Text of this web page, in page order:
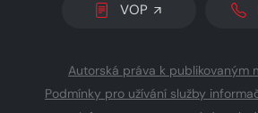
VOP
Autorská práva k publikovaným
Podmínky pro užívání služby